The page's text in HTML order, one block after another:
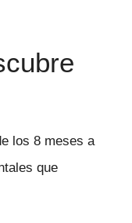
los 8 meses a
que